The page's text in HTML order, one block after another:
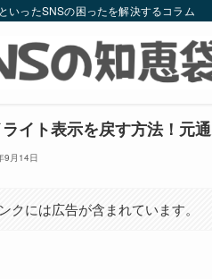
いったSNSの困ったを解決するコラム
イト表示を戻す方法！元
9月14日
クには広告が含まれています。